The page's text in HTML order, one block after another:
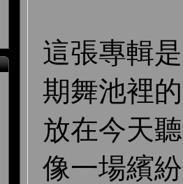
這張專輯
期舞池裡
放在今天
像一場繽